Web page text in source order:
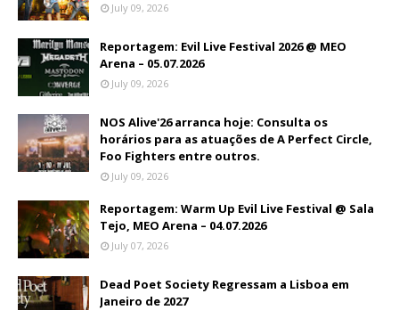
July 09, 2026
Reportagem: Evil Live Festival 2026 @ MEO
Arena – 05.07.2026
July 09, 2026
NOS Alive'26 arranca hoje: Consulta os
horários para as atuações de A Perfect Circle,
Foo Fighters entre outros.
July 09, 2026
Reportagem: Warm Up Evil Live Festival @ Sala
Tejo, MEO Arena – 04.07.2026
July 07, 2026
Dead Poet Society Regressam a Lisboa em
Janeiro de 2027